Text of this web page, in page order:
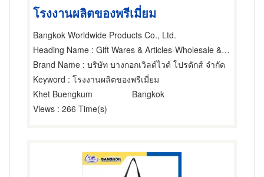
โรงงานผลิตของพรีเมี่ยม
Bangkok Worldwide Products Co., Ltd.
Heading Name : Gift Wares & Articles-Wholesale & Manufacturers
Brand Name : บริษัท บางกอกเวิลด์ไวด์ โปรดักส์ จำกัด
Keyword : โรงงานผลิตของพรีเมี่ยม
Khet Buengkum
Bangkok
Views : 266 Time(s)